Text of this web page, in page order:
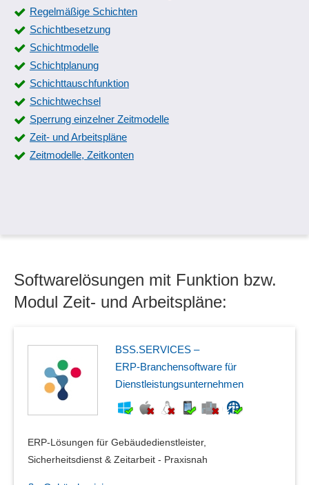
Regelmäßige Schichten
Schichtbesetzung
Schichtmodelle
Schichtplanung
Schichttauschfunktion
Schichtwechsel
Sperrung einzelner Zeitmodelle
Zeit- und Arbeitspläne
Zeitmodelle, Zeitkonten
Softwarelösungen mit Funktion bzw.
Modul Zeit- und Arbeitspläne:
BSS.SERVICES –
ERP‑Branchensoftware für
Dienstleistungsunternehmen
ERP-Lösungen für Gebäudedienstleister,
Sicherheitsdienst & Zeitarbeit - Praxisnah